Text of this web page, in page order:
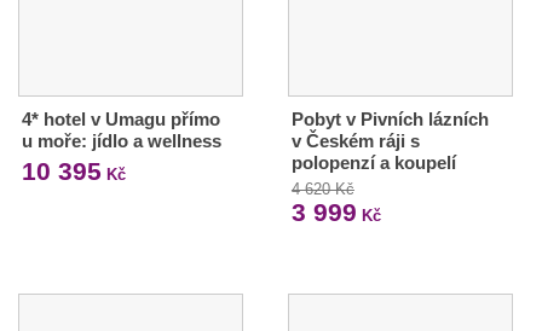
4* hotel v Umagu přímo
u moře: jídlo a wellness
10 395 Kč
Pobyt v Pivních lázních
v Českém ráji s
polopenzí a koupelí
4 620 Kč
3 999 Kč